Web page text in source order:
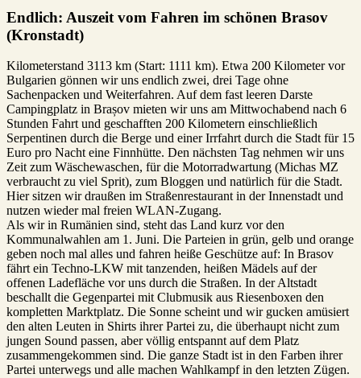
Endlich: Auszeit vom Fahren im schönen Brasov
(Kronstadt)
Kilometerstand 3113 km (Start: 1111 km). Etwa 200 Kilometer vor
Bulgarien gönnen wir uns endlich zwei, drei Tage ohne
Sachenpacken und Weiterfahren. Auf dem fast leeren Darste
Campingplatz in Brașov mieten wir uns am Mittwochabend nach 6
Stunden Fahrt und geschafften 200 Kilometern einschließlich
Serpentinen durch die Berge und einer Irrfahrt durch die Stadt für 15
Euro pro Nacht eine Finnhütte. Den nächsten Tag nehmen wir uns
Zeit zum Wäschewaschen, für die Motorradwartung (Michas MZ
verbraucht zu viel Sprit), zum Bloggen und natürlich für die Stadt.
Hier sitzen wir draußen im Straßenrestaurant in der Innenstadt und
nutzen wieder mal freien WLAN-Zugang.
Als wir in Rumänien sind, steht das Land kurz vor den
Kommunalwahlen am 1. Juni. Die Parteien in grün, gelb und orange
geben noch mal alles und fahren heiße Geschütze auf: In Brasov
fährt ein Techno-LKW mit tanzenden, heißen Mädels auf der
offenen Ladefläche vor uns durch die Straßen. In der Altstadt
beschallt die Gegenpartei mit Clubmusik aus Riesenboxen den
kompletten Marktplatz. Die Sonne scheint und wir gucken amüsiert
den alten Leuten in Shirts ihrer Partei zu, die überhaupt nicht zum
jungen Sound passen, aber völlig entspannt auf dem Platz
zusammengekommen sind. Die ganze Stadt ist in den Farben ihrer
Partei unterwegs und alle machen Wahlkampf in den letzten Zügen.